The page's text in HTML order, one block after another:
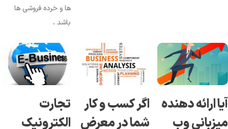
ها و خرده فروشی ها
باشد ،
ارائه دهنده
وب
اگر کسب و کار
شما در معرض
تجارت
الکترونیک